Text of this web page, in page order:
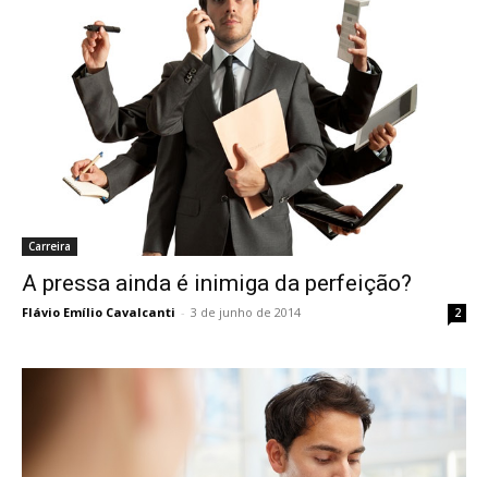
Carreira
A pressa ainda é inimiga da perfeição?
Flávio Emílio Cavalcanti - 3 de junho de 2014 2